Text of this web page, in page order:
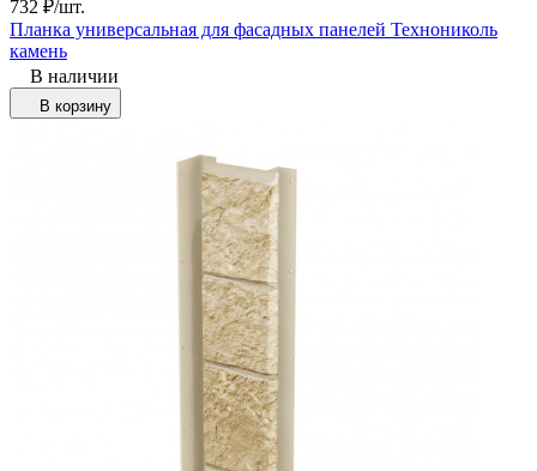
732 ₽/шт.
Планка универсальная для фасадных панелей Технониколь
камень
В наличии
В корзину